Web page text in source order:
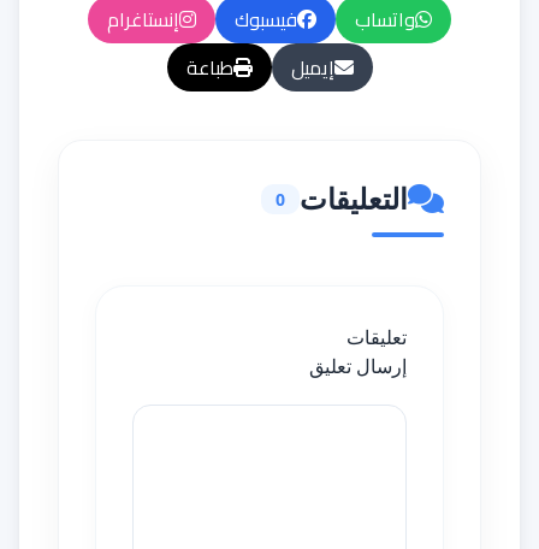
واتساب فيسبوك
إنستاغرام
إيميل
طباعة
التعليقات 0
تعليقات
إرسال تعليق